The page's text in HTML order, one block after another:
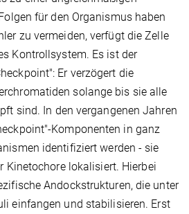
für den Organismus haben
zu vermeiden, verfügt die Zelle
Kontrollsystem. Es ist der
Er verzögert die
solange bis sie alle
sind. In den vergangenen Jahren
Komponenten in ganz
identifiziert werden - sie
Kinetochore lokalisiert. Hierbei
Andockstrukturen, die unter
einfangen und stabilisieren. Erst